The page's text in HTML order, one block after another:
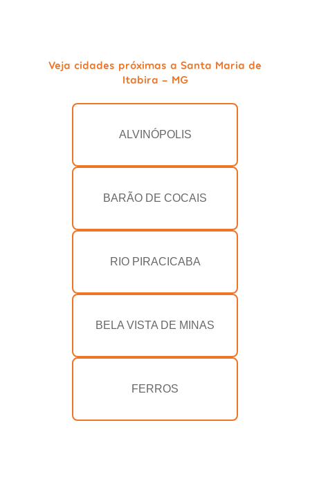
Veja cidades próximas a Santa Maria de
Itabira - MG
ALVINÓPOLIS
BARÃO DE COCAIS
RIO PIRACICABA
BELA VISTA DE MINAS
FERROS